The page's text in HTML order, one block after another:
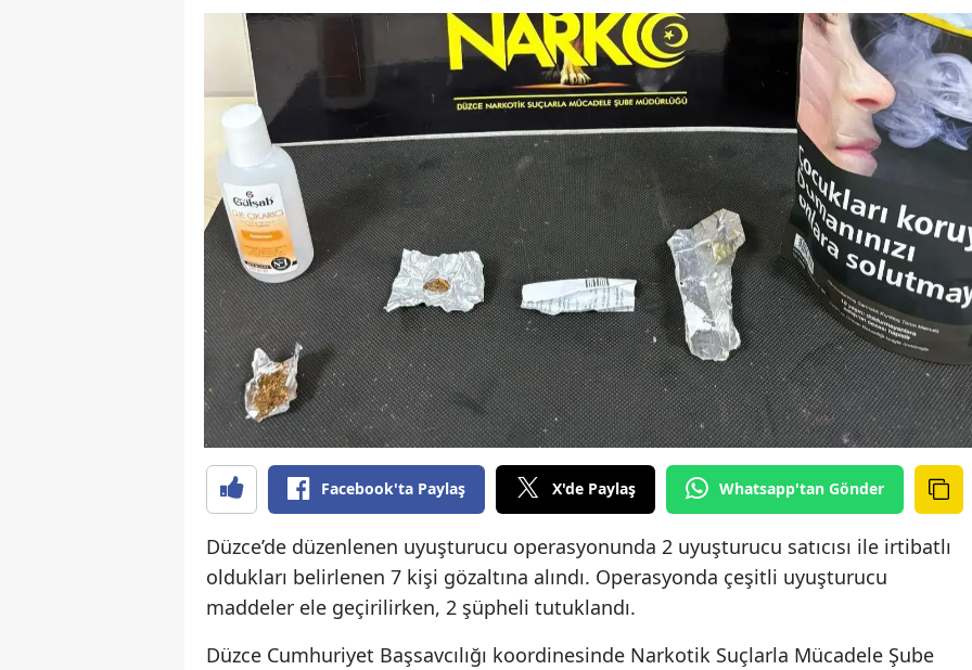
Facebook'ta Paylaş X'de Paylaş Whatsapp'tan Gönder
Düzce’de düzenlenen uyuşturucu operasyonunda 2 uyuşturucu satıcısı ile irtibatlı
oldukları belirlenen 7 kişi gözaltına alındı. Operasyonda çeşitli uyuşturucu
maddeler ele geçirilirken, 2 şüpheli tutuklandı.
Düzce Cumhuriyet Başsavcılığı koordinesinde Narkotik Suçlarla Mücadele Şube